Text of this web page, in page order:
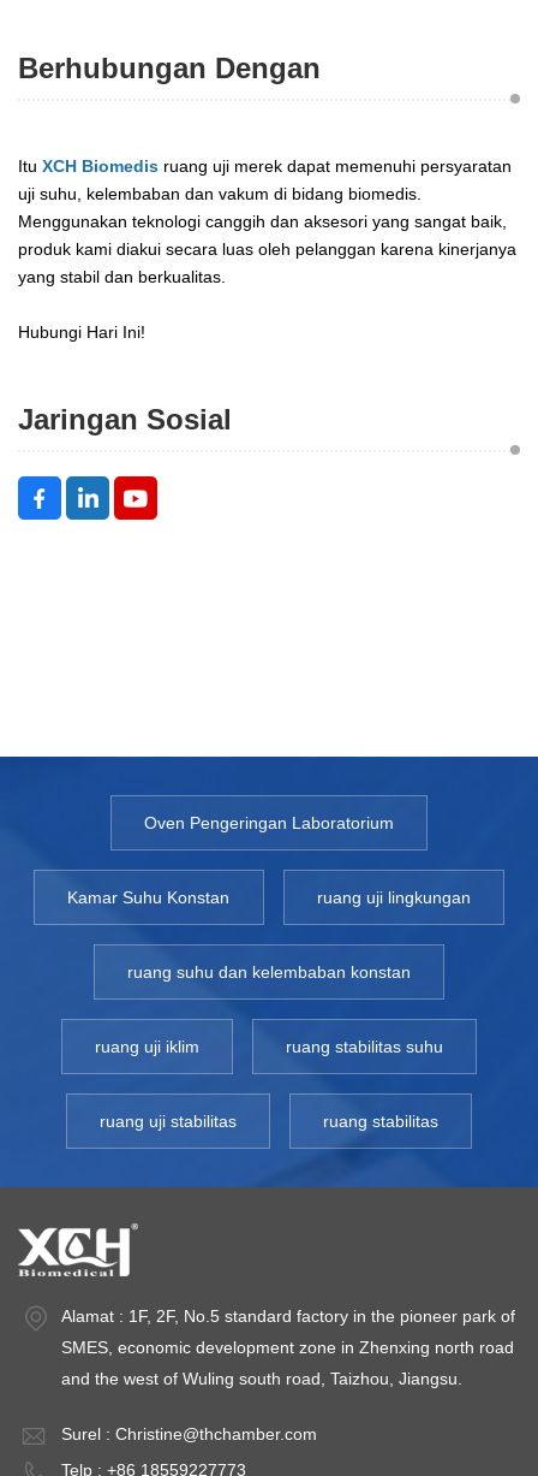
Berhubungan Dengan
Itu XCH Biomedis ruang uji merek dapat memenuhi persyaratan
uji suhu, kelembaban dan vakum di bidang biomedis.
Menggunakan teknologi canggih dan aksesori yang sangat baik,
produk kami diakui secara luas oleh pelanggan karena kinerjanya
yang stabil dan berkualitas.
Hubungi Hari Ini!
Jaringan Sosial
Oven Pengeringan Laboratorium
Kamar Suhu Konstan ruang uji lingkungan
ruang suhu dan kelembaban konstan
ruang uji iklim ruang stabilitas suhu
ruang uji stabilitas ruang stabilitas
Alamat : 1F, 2F, No.5 standard factory in the pioneer park of
SMES, economic development zone in Zhenxing north road
and the west of Wuling south road, Taizhou, Jiangsu.
Surel : Christine@thchamber.com
Telp : +86 18559227773